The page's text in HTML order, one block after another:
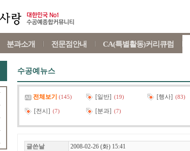
분과소개 전문점안내 CA(특별활동)커리큐럼
수공예뉴스
전체보기 (145) [일반] (19) [행사] (83)
[전시] (7) [분과] (7)
글쓴날
2008-02-26 (화) 15:41